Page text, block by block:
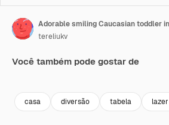
tereliukv
Você também pode gostar de
casa diversão tabela lazer